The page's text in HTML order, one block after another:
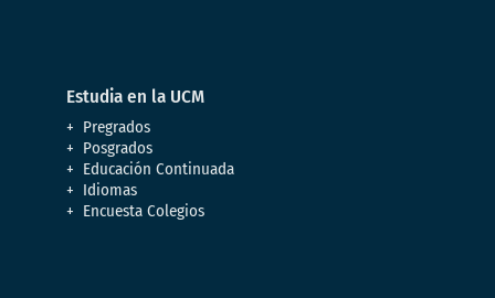
Estudia en la UCM
Pregrados
Posgrados
Educación Continuada
Idiomas
Encuesta Colegios